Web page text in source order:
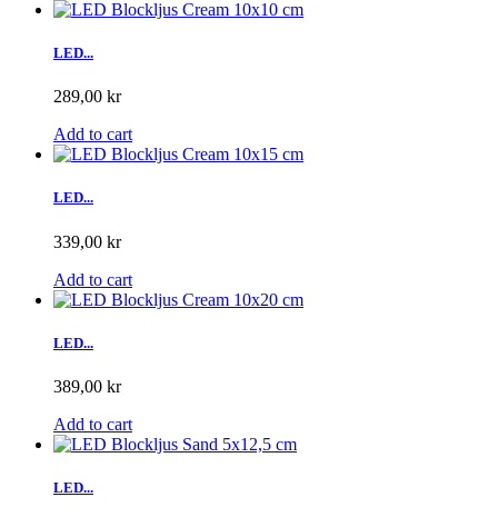
LED...
289,00 kr
Add to cart
LED...
339,00 kr
Add to cart
LED...
389,00 kr
Add to cart
LED...